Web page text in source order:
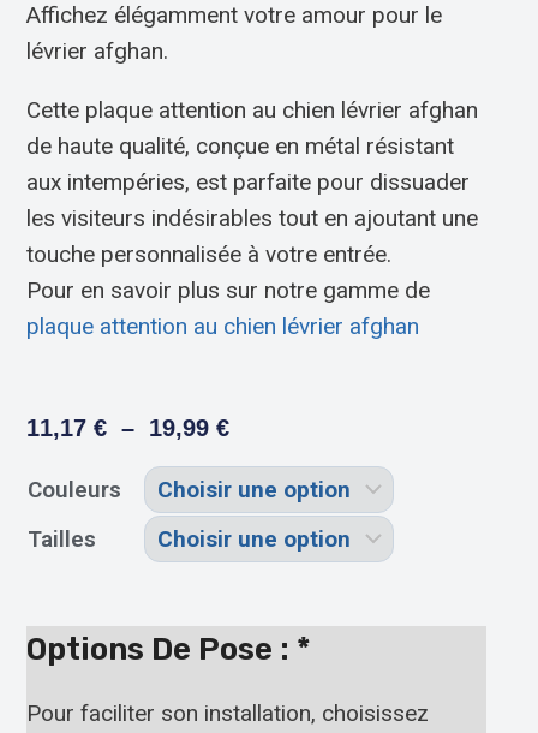
Affichez élégamment votre amour pour le
lévrier afghan.
Cette plaque attention au chien lévrier afghan
de haute qualité, conçue en métal résistant
aux intempéries, est parfaite pour dissuader
les visiteurs indésirables tout en ajoutant une
touche personnalisée à votre entrée.
Pour en savoir plus sur notre gamme de
plaque attention au chien lévrier afghan
11,17€ – 19,99€
Couleurs
Tailles
Options De Pose : *
Pour faciliter son installation, choisissez